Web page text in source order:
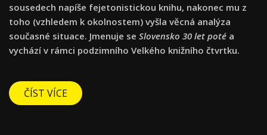
sousedech napíše fejetonistickou knihu, nakonec mu z
toho (vzhledem k okolnostem) vyšla věcná analýza
současné situace. Jmenuje se Slovensko 30 let poté a
vychází v rámci podzimního Velkého knižního čtvrtku.
ČÍST VÍCE